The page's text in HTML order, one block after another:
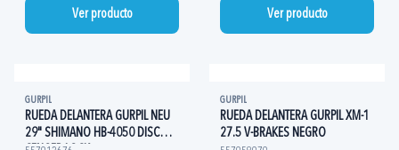
Ver producto Ver producto
GURPIL
RUEDA DELANTERA GURPIL NEU
29" SHIMANO HB-4050 DISC
GURPIL
RUEDA DELANTERA GURPIL XM-1
27.5 V-BRAKES NEGRO